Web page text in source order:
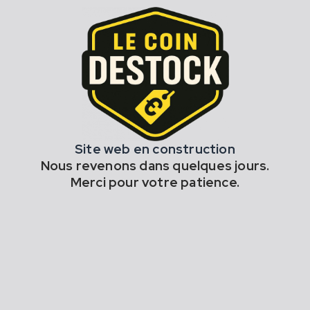
Site web en construction
Nous revenons dans quelques jours.
Merci pour votre patience.